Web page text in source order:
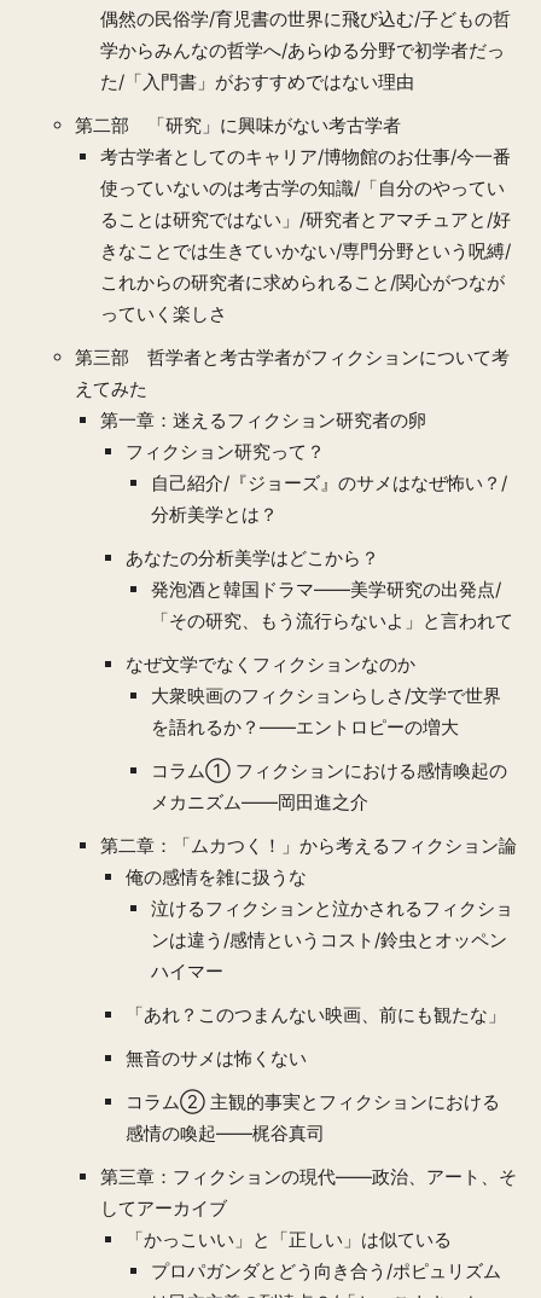
偶然の民俗学/育児書の世界に飛び込む/子どもの哲
学からみんなの哲学へ/あらゆる分野で初学者だっ
た/「入門書」がおすすめではない理由
第二部 「研究」に興味がない考古学者
考古学者としてのキャリア/博物館のお仕事/今一番
使っていないのは考古学の知識/「自分のやってい
ることは研究ではない」/研究者とアマチュアと/好
きなことでは生きていかない/専門分野という呪縛/
これからの研究者に求められること/関心がつなが
っていく楽しさ
第三部 哲学者と考古学者がフィクションについて考
えてみた
第一章：迷えるフィクション研究者の卵
フィクション研究って？
自己紹介/『ジョーズ』のサメはなぜ怖い？/
分析美学とは？
あなたの分析美学はどこから？
発泡酒と韓国ドラマ——美学研究の出発点/
「その研究、もう流行らないよ」と言われて
なぜ文学でなくフィクションなのか
大衆映画のフィクションらしさ/文学で世界
を語れるか？——エントロピーの増大
コラム① フィクションにおける感情喚起の
メカニズム——岡田進之介
第二章：「ムカつく！」から考えるフィクション論
俺の感情を雑に扱うな
泣けるフィクションと泣かされるフィクショ
ンは違う/感情というコスト/鈴虫とオッペン
ハイマー
「あれ？このつまんない映画、前にも観たな」
無音のサメは怖くない
コラム② 主観的事実とフィクションにおける
感情の喚起——梶谷真司
第三章：フィクションの現代——政治、アート、そ
してアーカイブ
「かっこいい」と「正しい」は似ている
プロパガンダとどう向き合う/ポピュリズム